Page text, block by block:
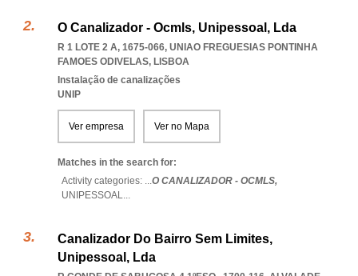
O Canalizador - Ocmls, Unipessoal, Lda
R 1 LOTE 2 A, 1675-066, UNIAO FREGUESIAS PONTINHA
FAMOES ODIVELAS, LISBOA
Instalação de canalizações
UNIP
Ver empresa Ver no Mapa
Matches in the search for:
Activity categories: ...O CANALIZADOR - OCMLS,
UNIPESSOAL...
Canalizador Do Bairro Sem Limites,
Unipessoal, Lda